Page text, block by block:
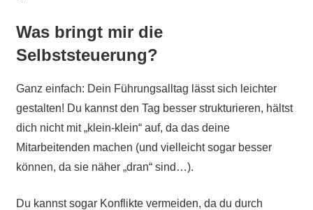
Was bringt mir die
Selbststeuerung?
Ganz einfach: Dein Führungsalltag lässt sich leichter
gestalten! Du kannst den Tag besser strukturieren, hältst
dich nicht mit „klein-klein“ auf, da das deine
Mitarbeitenden machen (und vielleicht sogar besser
können, da sie näher „dran“ sind…).
Du kannst sogar Konflikte vermeiden, da du durch